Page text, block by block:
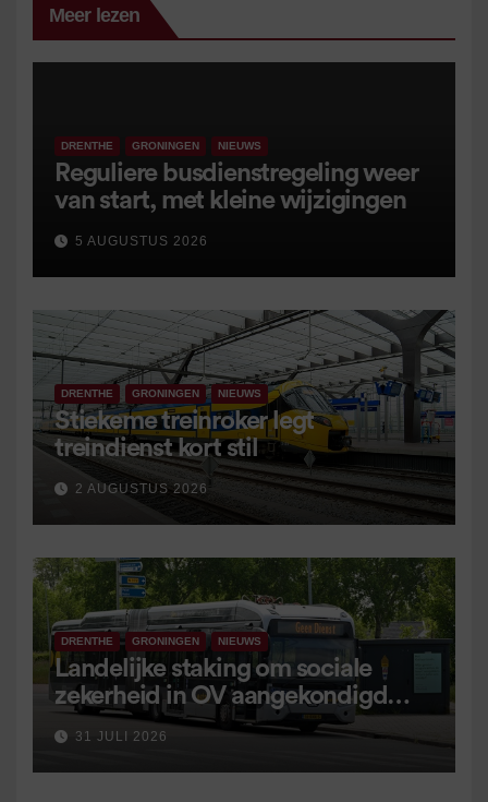
Meer lezen
DRENTHE GRONINGEN NIEUWS
Reguliere busdienstregeling weer
van start, met kleine wijzigingen
5 AUGUSTUS 2026
DRENTHE GRONINGEN NIEUWS
Stiekeme treinroker legt
treindienst kort stil
2 AUGUSTUS 2026
DRENTHE GRONINGEN NIEUWS
Landelijke staking om sociale
zekerheid in OV aangekondigd
voor 9 september
31 JULI 2026